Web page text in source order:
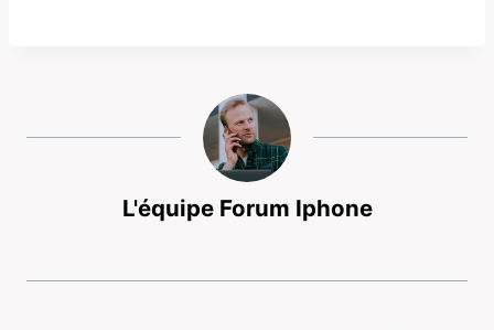
L'équipe Forum Iphone